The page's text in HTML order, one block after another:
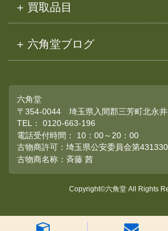
買取品目
六角堂ブログ
六角堂
〒354-0044 埼玉県入間郡三芳町北永
TEL： 0120-663-196
電話受付時間： 10：00～20：00
古物商許可：埼玉県公安委員会第
古物商名称：斉藤 茜
Copyright©六角堂 All Rights